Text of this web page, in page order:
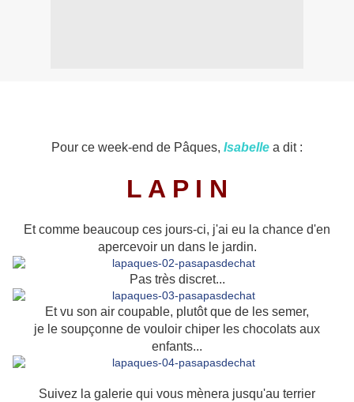
Pour ce week-end de Pâques, Isabelle a dit :
L A P I N
Et comme beaucoup ces jours-ci, j'ai eu la chance d'en
apercevoir un dans le jardin.
Pas très discret...
Et vu son air coupable, plutôt que de les semer,
je le soupçonne de vouloir chiper les chocolats aux
enfants...
Suivez la galerie qui vous mènera jusqu'au terrier